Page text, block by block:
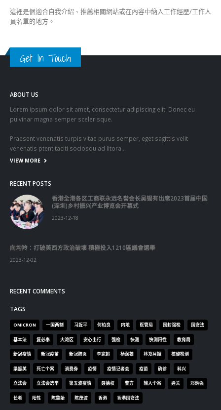
這裡是個適合自我介紹、推薦相關網站或在內容中納入工作經歷/工作人
員名單的地方。
Get In Touch
ABOUT US
Lorem ipsum dolor sit amet, consectetur adipiscing elit. Donec eu
pulvinar magna semper scelerisque.
Praesent venenatis turpis vitae purus semper, eget sagittis velit
venenatis ptent taciti sociosqu ad litora…
VIEW MORE
RECENT POSTS
香港全港各区工商联永远名誉会长吴锡有出席2023首届中国
(深圳)乡村振兴产业博览会开幕式
2023-12-18
向均羚：打破美西方政治破壞 積極投入1210區議會選舉
2023-12-02
RECENT COMMENTS
TAGS
OMICRON 一国两制 习近平 何柏良 内地 医管局 围封强检 国安法
基本法 复必泰 大湾区 安心出行 强检 快测 快测阳性 教育局
新冠疫情 新冠疫苗 新冠肺炎 李家超 杨润雄 林郑月娥 核酸检测
梁振英 死亡个案 消费券 疫情 疫情记者会 疫苗 确诊 科兴
立法会 立法会选举 第五波疫情 聂德权 警方 输入个案 通关 邓炳强
长者 阳性 陈肇始 陈茂波 香港 香港国安法